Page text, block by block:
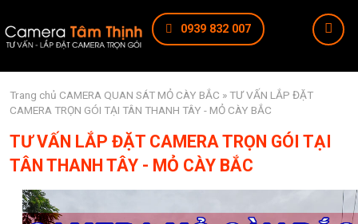
0939 832 007
Trang chủ CAMERA QUAN SÁT MỎ CÀY BẮC » TƯ VẤN LẮP ĐẶT
CAMERA TRỌN GÓI TẠI TÂN THANH TÂY - MỎ CÀY BẮC
TƯ VẤN LẮP ĐẶT CAMERA TRỌN GÓI TẠI
TÂN THANH TÂY - MỎ CÀY BẮC